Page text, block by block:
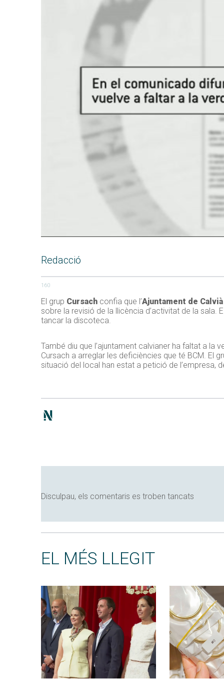
Redacció
160
El grup Cursach confia que l’Ajuntament de Calvià
sobre la revisió de la llicència d’activitat de la sala.
tancar la discoteca.
També diu que l’ajuntament calvianer ha faltat a la
Cursach a arreglar les deficiències que té BCM. El
situació del local han estat a petició de l’empresa,
Disculpau, els comentaris es troben tancats
EL MÉS LLEGIT